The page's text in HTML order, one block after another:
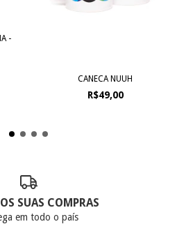
-
CANECA NUUH
R$49,00
SUAS COMPRAS
em todo o país